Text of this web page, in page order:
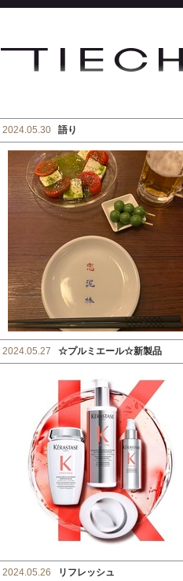
2024.05.30 語り
2024.05.27 ☆プルミエール☆新製品
2024.05.26 リフレッシュ